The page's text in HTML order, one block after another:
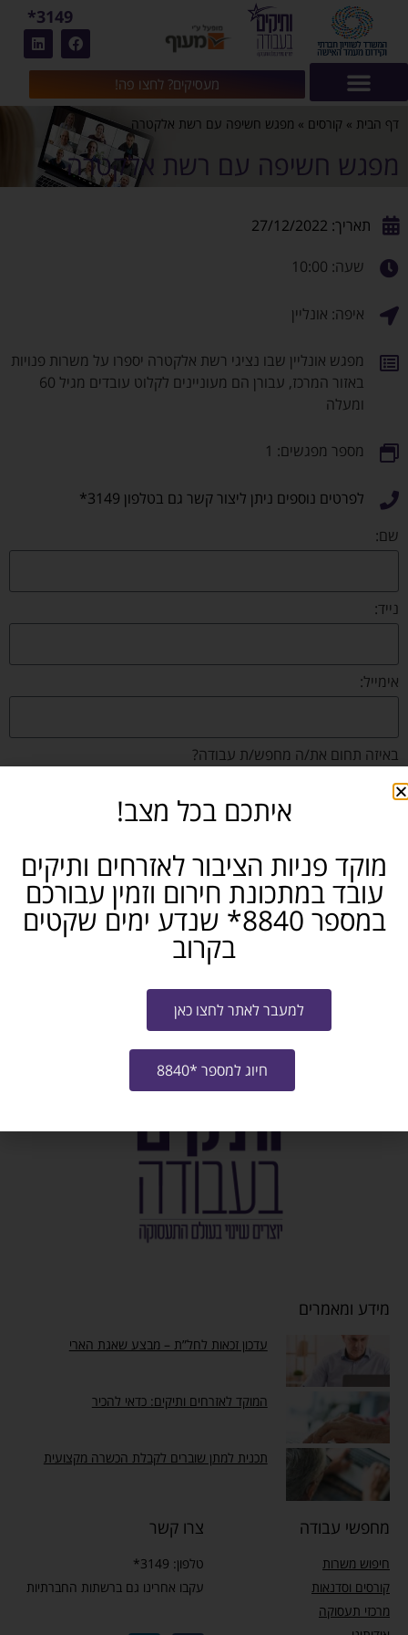
מעסיקים? לחצו פה!
3149*
דף הבית » קורסים » מפגש חשיפה עם רשת אלקטרה
מפגש חשיפה עם רשת אלקטרה
תאריך: 27/12/2022
שעה: 10:00
איפה: אונליין
מפגש אונליין שבו נציגי רשת אלקטרה יספרו על משרות פנויות
באזור המרכז, עבורן הם מעוניינים לקלוט עובדים מגיל 60
ומעלה
מספר מפגשים: 1
לפרטים נוספים ניתן ליצור קשר גם בטלפון 3149*
שם:
נייד:
אימייל:
באיזה תחום את/ה מחפש/ת עבודה?
שליחה
לחזרה וצפיה בכל הקורסים לחצו כאן
מידע ומאמרים
עדכון זכאות לחל”ת – מבצע שאגת הארי
המוקד לאזרחים ותיקים: כדאי להכיר
תכנית למתן שוברים לקבלת הכשרה מקצועית
מחפשי עבודה
חיפוש משרות
קורסים וסדנאות
מרכזי תעסוקה
צרו קשר
טלפון: 3149*
עקבו אחרינו גם ברשתות החברתיות
איתכם בכל מצב!
מוקד פניות הציבור לאזרחים ותיקים
עובד במתכונת חירום וזמין עבורכם
במספר 8840* שנדע ימים שקטים
בקרוב
למעבר לאתר לחצו כאן
חיוג למספר *8840